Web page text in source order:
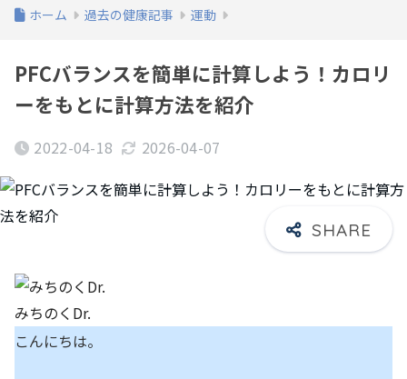
ホーム 過去の健康記事 運動
PFCバランスを簡単に計算しよう！カロリ
ーをもとに計算方法を紹介
2022-04-18 2026-04-07
みちのくDr.
こんにちは。